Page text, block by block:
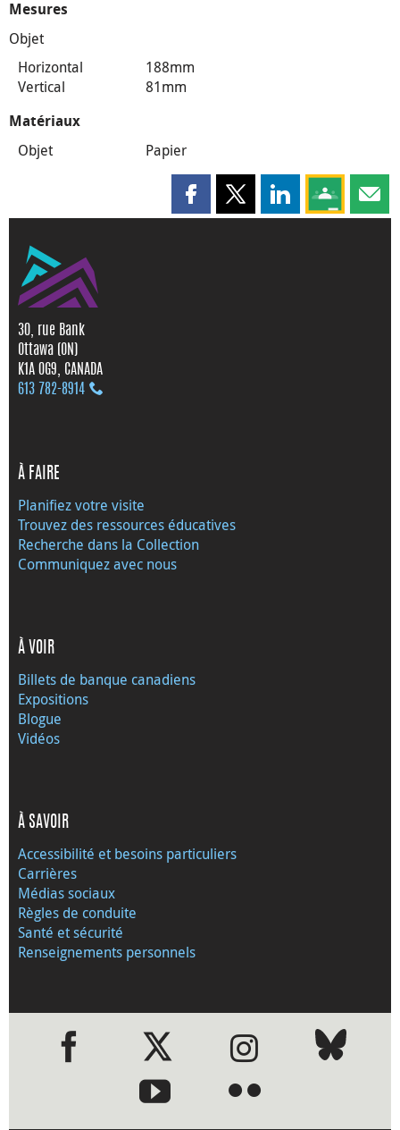
Mesures
Objet
Horizontal
188mm
Vertical
81mm
Matériaux
Objet Papier
Partager cette page sur
Partager cette page sur X
Partager cette
Partagez
30, rue Bank
Ottawa (ON)
K1A 0G9, CANADA
613 782‑8914
À FAIRE
Planifiez votre visite
Trouvez des ressources éducatives
Recherche dans la Collection
Communiquez avec nous
À VOIR
Billets de banque canadiens
Expositions
Blogue
Vidéos
À SAVOIR
Accessibilité et besoins particuliers
Carrières
Médias sociaux
Règles de conduite
Santé et sécurité
Renseignements personnels
●●